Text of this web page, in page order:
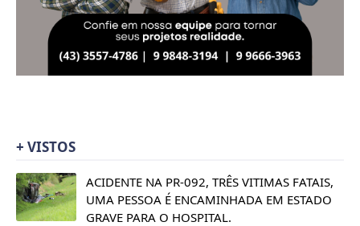
+ VISTOS
ACIDENTE NA PR-092, TRÊS VITIMAS FATAIS,
UMA PESSOA É ENCAMINHADA EM ESTADO
GRAVE PARA O HOSPITAL.